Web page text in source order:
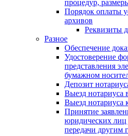
процедур,
Порядок оплаты
архивов
Реквизиты
Разное
Обеспечение
Удостоверение
представления
бумажном
Депозит
Выезд нотариуса
Выезд нотариуса
Принятие
юридических лиц
передачи другим